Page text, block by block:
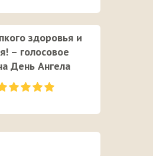
здоровья и
– голосовое
День Ангела